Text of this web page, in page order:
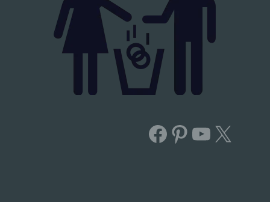
X
YouTube
Pinterest
Facebook